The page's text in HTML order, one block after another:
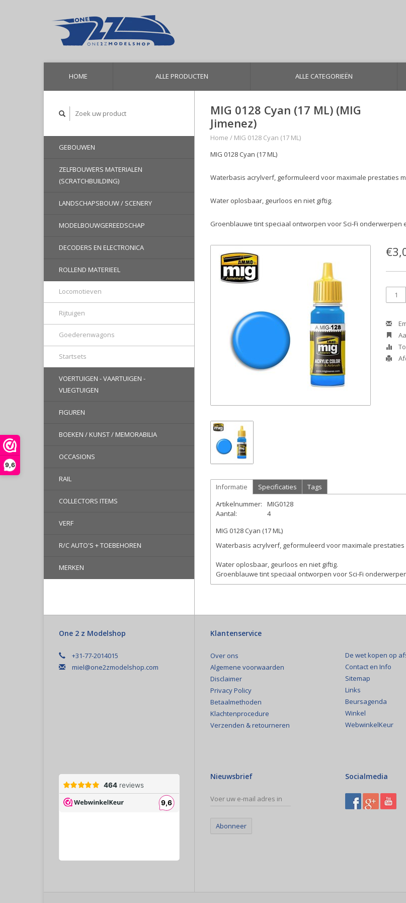
9,6
HOME ALLE PRODUCTEN ALLE CATEGORIEËN
GEBOUWEN
ZELFBOUWERS MATERIALEN
(SCRATCHBUILDING)
LANDSCHAPSBOUW / SCENERY
MODELBOUWGEREEDSCHAP
DECODERS EN ELECTRONICA
ROLLEND MATERIEEL
Locomotieven
Rijtuigen
Goederenwagons
Startsets
VOERTUIGEN - VAARTUIGEN -
VLIEGTUIGEN
FIGUREN
BOEKEN / KUNST / MEMORABILIA
OCCASIONS
RAIL
COLLECTORS ITEMS
VERF
R/C AUTO'S + TOEBEHOREN
MERKEN
MIG 0128 Cyan (17 ML) (MIG
Jimenez)
Home / MIG 0128 Cyan (17 ML)
MIG 0128 Cyan (17 ML)
Waterbasis acrylverf, geformuleerd voor maximale prestaties
Water oplosbaar, geurloos en niet giftig.
Groenblauwe tint speciaal ontworpen voor Sci-Fi onderwerpen
Informatie Specificaties
Tags
Artikelnummer:
MIG0128
Aantal:
4
MIG 0128 Cyan (17 ML)
Waterbasis acrylverf, geformuleerd voor maximale
Water oplosbaar, geurloos en niet giftig.
Groenblauwe tint speciaal ontworpen voor Sci-Fi
One 2 z Modelshop
+31-77-2014015
miel@one2zmodelshop.com
Klantenservice
Over ons
Algemene voorwaarden
Disclaimer
Privacy Policy
Betaalmethoden
Klachtenprocedure
Verzenden & retourneren
De wet kopen op
Contact en Info
Sitemap
Links
Beursagenda
Winkel
WebwinkelKeur
Nieuwsbrief
Abonneer
Socialmedia